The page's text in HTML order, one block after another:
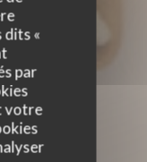
dits «
par
votre